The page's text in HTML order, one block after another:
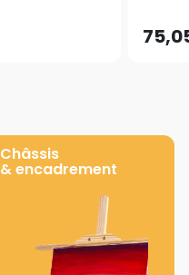
Châssis
& encadrement